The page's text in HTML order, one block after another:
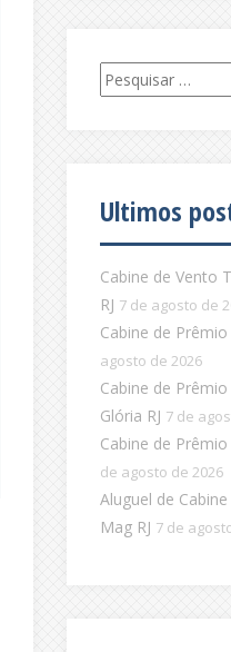
Pesquisar
por:
Ultimos
Cabine de Vento
RJ 7 de agosto de
Cabine de
agosto de 2026
Cabine de
Glória RJ 7 de
Cabine de
de agosto de 2026
Aluguel de
Mag RJ 7 de